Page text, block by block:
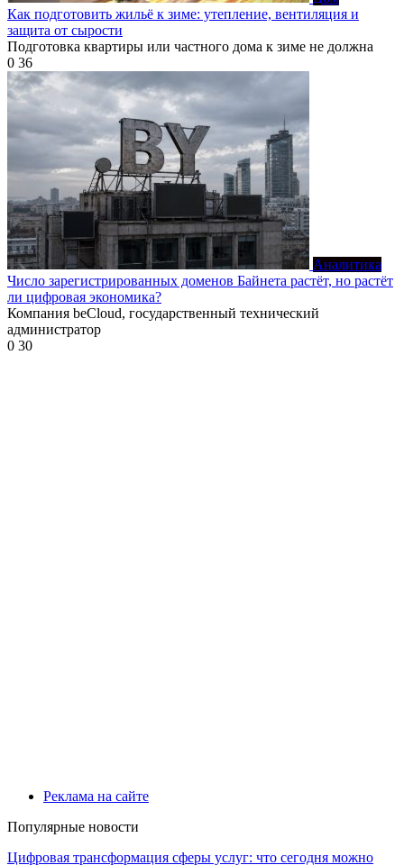
Как подготовить жильё к зиме: утепление, вентиляция и
защита от сырости
Подготовка квартиры или частного дома к зиме не должна
0 36
Аналитика
Число зарегистрированных доменов Байнета растёт, но растёт
ли цифровая экономика?
Компания beCloud, государственный технический
администратор
0 30
Реклама на сайте
Популярные новости
Цифровая трансформация сферы услуг: что сегодня можно